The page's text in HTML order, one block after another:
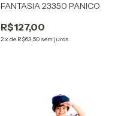
FANTASIA 23350 PANICO
R$127,00
2x de R$63,50 sem juros